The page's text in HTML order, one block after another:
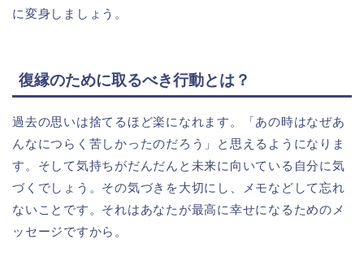
に変身しましょう。
復縁のために取るべき行動とは？
過去の思いは捨てるほど楽になれます。「あの時はなぜあ
んなにつらく苦しかったのだろう」と思えるようになりま
す。そして気持ちがだんだんと未来に向いている自分に気
づくでしょう。その気づきを大切にし、メモなどして忘れ
ないことです。それはあなたが最高に幸せになるためのメ
ッセージですから。